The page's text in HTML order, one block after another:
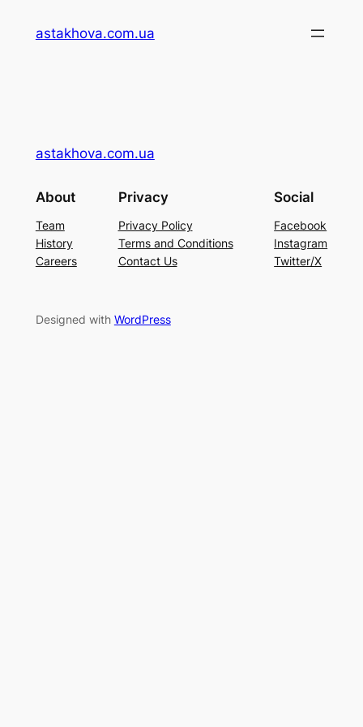
astakhova.com.ua
astakhova.com.ua
About
Team
History
Careers
Privacy
Privacy Policy
Terms and Conditions
Contact Us
Social
Facebook
Instagram
Twitter/X
Designed with WordPress